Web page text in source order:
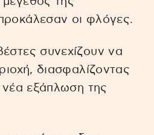
οι φλόγες.
συνεχίζουν να
διασφαλίζοντας
νέα εξάπλωση της